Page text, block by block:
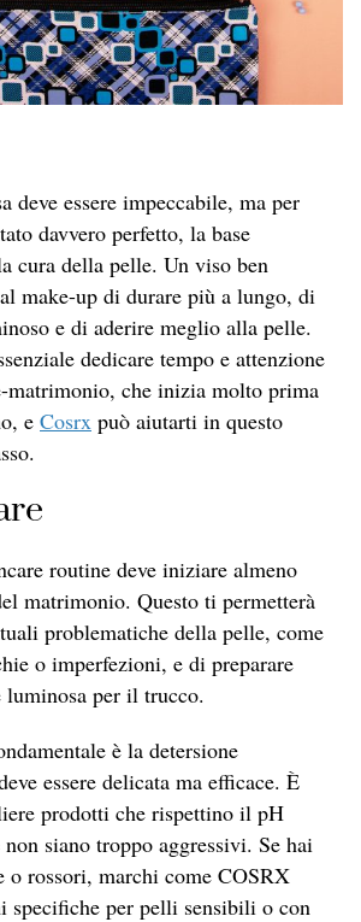
deve essere impeccabile, ma per
davvero perfetto, la base
cura della pelle. Un viso ben
make-up di durare più a lungo, di
e di aderire meglio alla pelle.
dedicare tempo e attenzione
matrimonio, che inizia molto prima
e Cosrx può aiutarti in questo
routine deve iniziare almeno
matrimonio. Questo ti permetterà
problematiche della pelle, come
o imperfezioni, e di preparare
luminosa per il trucco.
è la detersione
essere delicata ma efficace. È
prodotti che rispettino il pH
siano troppo aggressivi. Se hai
o rossori, marchi come COSRX
specifiche per pelli sensibili o con